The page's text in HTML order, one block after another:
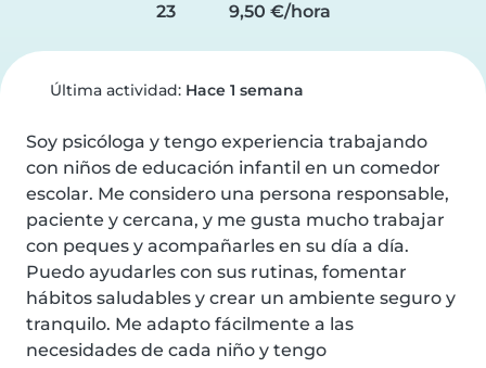
23
9,50 €/hora
Última actividad: Hace 1 semana
Soy psicóloga y tengo experiencia trabajando
con niños de educación infantil en un comedor
escolar. Me considero una persona responsable,
paciente y cercana, y me gusta mucho trabajar
con peques y acompañarles en su día a día.
Puedo ayudarles con sus rutinas, fomentar
hábitos saludables y crear un ambiente seguro y
tranquilo. Me adapto fácilmente a las
necesidades de cada niño y tengo